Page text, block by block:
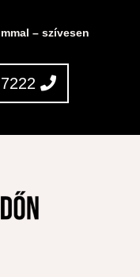
– szívesen